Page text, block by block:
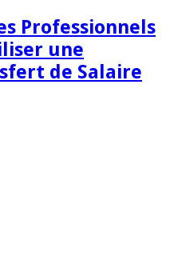
Professionnels
une
de Salaire